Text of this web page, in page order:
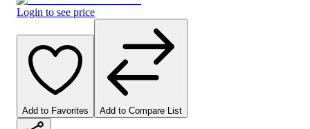
Login to see price
Add to Favorites Add to Compare List